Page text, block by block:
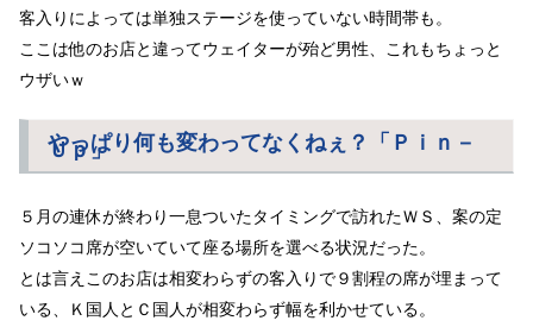
客入りによっては単独ステージを使っていない時間帯も。
ここは他のお店と違ってウェイターが殆ど男性、これもちょっと
ウザいｗ
やっぱり何も変わってなくねぇ？「Ｐｉｎ－
Ｕｐ」
５月の連休が終わり一息ついたタイミングで訪れたＷＳ、案の定
ソコソコ席が空いていて座る場所を選べる状況だった。
とは言えこのお店は相変わらずの客入りで９割程の席が埋まって
いる、Ｋ国人とＣ国人が相変わらず幅を利かせている。